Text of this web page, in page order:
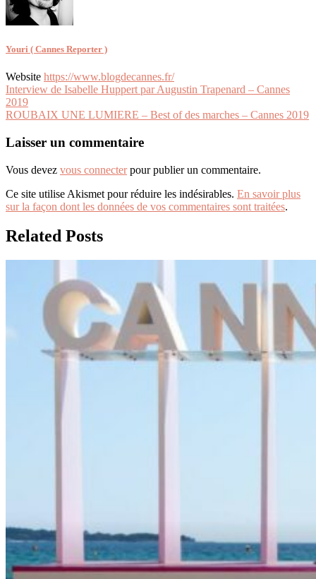
Youri ( Cannes Reporter )
Website https://www.blogdecannes.fr/
Navigation
de
Interview de Isabelle Huppert par Augustin Trapenard – Cannes
2019
ROUBAIX UNE LUMIERE – Best of des marches – Cannes 2019
Laisser un commentaire
Vous devez vous connecterpour publier un commentaire.
Ce site utilise Akismet pour réduire les indésirables. En savoir plus
sur la façon dont les données de vos commentaires sont traitées.
Related Posts